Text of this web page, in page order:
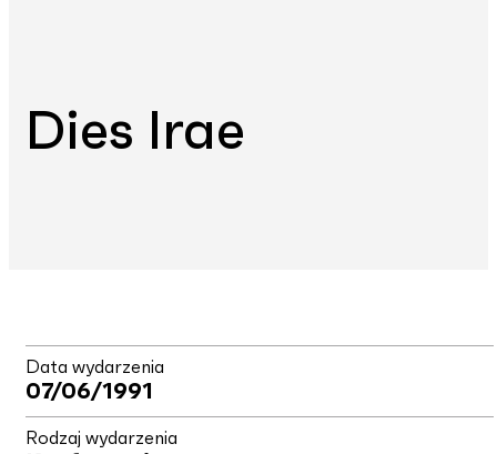
Dies Irae
Data wydarzenia
07/06/1991
Rodzaj wydarzenia